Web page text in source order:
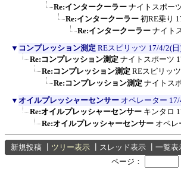
Re:インタークーラー ナイトスポー
Re:インタークーラー 初RE乗り
Re:インタークーラー ナイト
▼ コンプレッション測定 REスピリッツ 17/4/2(
Re:コンプレッション測定 ナイトスポーツ
Re:コンプレッション測定 REスピリッツ
Re:コンプレッション測定 ナイトス
▼ オイルプレッシャーセンサー オペレーター
Re:オイルプレッシャーセンサー キンタロ
Re:オイルプレッシャーセンサー オペレ
新規投稿 ツリー表示 スレッド表示 一覧表
ページ：